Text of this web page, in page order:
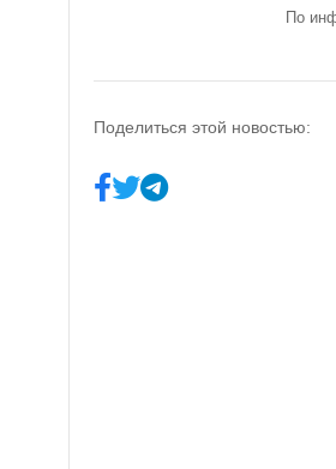
По
Поделиться этой новостью: